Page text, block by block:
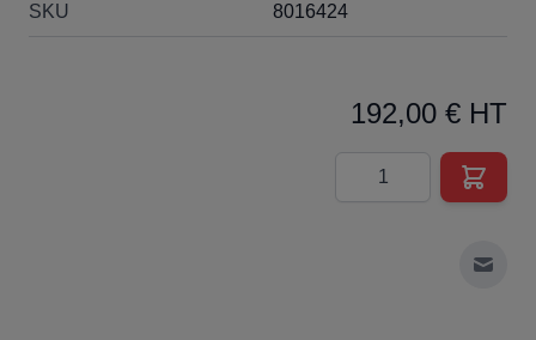
SKU 8016424
192,00 € HT
Quantité